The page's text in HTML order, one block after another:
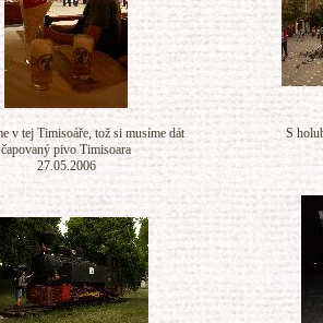
v tej Timisoáře, tož si musíme dát
čapovaný pivo Timisoara
27.05.2006
S